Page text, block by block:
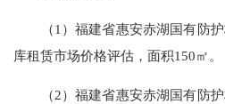
（1）福建省惠安赤湖国有防护
库租赁市场价格评估，面积150㎡。
（2）福建省惠安赤湖国有防护